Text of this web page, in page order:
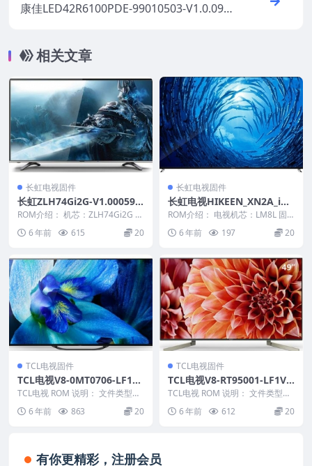
康佳LED42R6100PDE-99010503-V1.0.09_
相关文章
长虹电视固件
长虹ZLH74Gi2G-V1.00059
版本USB整机软件刷机固件下
载
ROM介绍： 机芯：ZLH74Gi2G 固
件版本：V1.00059 适用机型：
请...6 年前 615 20
长虹电视固件
长虹电视HIKEEN_XN2A_iDT
_2_32D3700i(LM8L)_V1.000
11_U盘刷机固件
ROM介绍： 电视机芯：LM8L 固
件大小：403M 此数据包含有升级
方法,此文...
6 年前 197 20
TCL电视固件
TCL电视V8-0MT0706-LF1V0
07版本强刷电视固件包下载
TCL电视 ROM 说明： 文件类型：
pkg 适用机芯：MT07P 适应机
型：L...
6 年前 863 20
TCL电视固件
TCL电视V8-RT95001-LF1V0
39版本强刷电视固件包下载
TCL电视 ROM 说明： 文件类型：i
——————...
6 年前 612 20
有你更精彩，注册会员